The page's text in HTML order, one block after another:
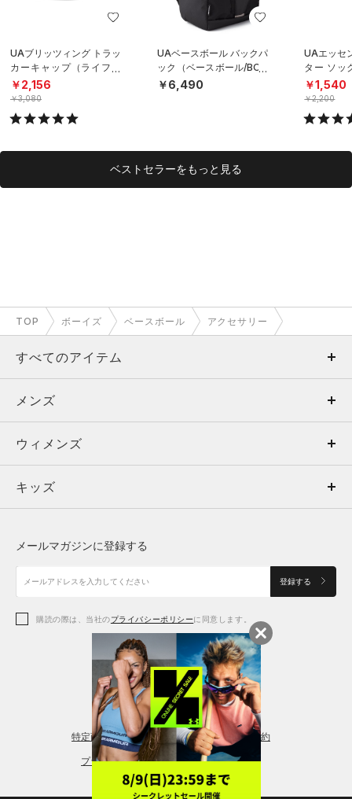
UAブリッツィング トラッ
カーキャップ（ライフス
タイル/BOYS）
￥2,156
￥3,080
UAベースボール バックパ
ック（ベースボール/BOY
S）
￥6,490
UAエッセ
ター ソッ
ト）（ラ
DS）
￥1,540
￥2,200
ベストセラーをもっと見る
TOP ボーイズ ベースボール アクセサリー
すべてのアイテム
メンズ
ウィメンズ
キッズ
アクセサリー
メンズ
トップス
ボトムス
アクセサリー
ウィメンズ
トップス
シューズ
アクセサリー
レギンス＆タイツ
キッズ
シューズ
メールマガジンに登録する
登録する
購読の際は、当社のプライバシーポリシーに同意します。
特定商取引法に基づく通販の表記 会員規約
プライバシーポリシー